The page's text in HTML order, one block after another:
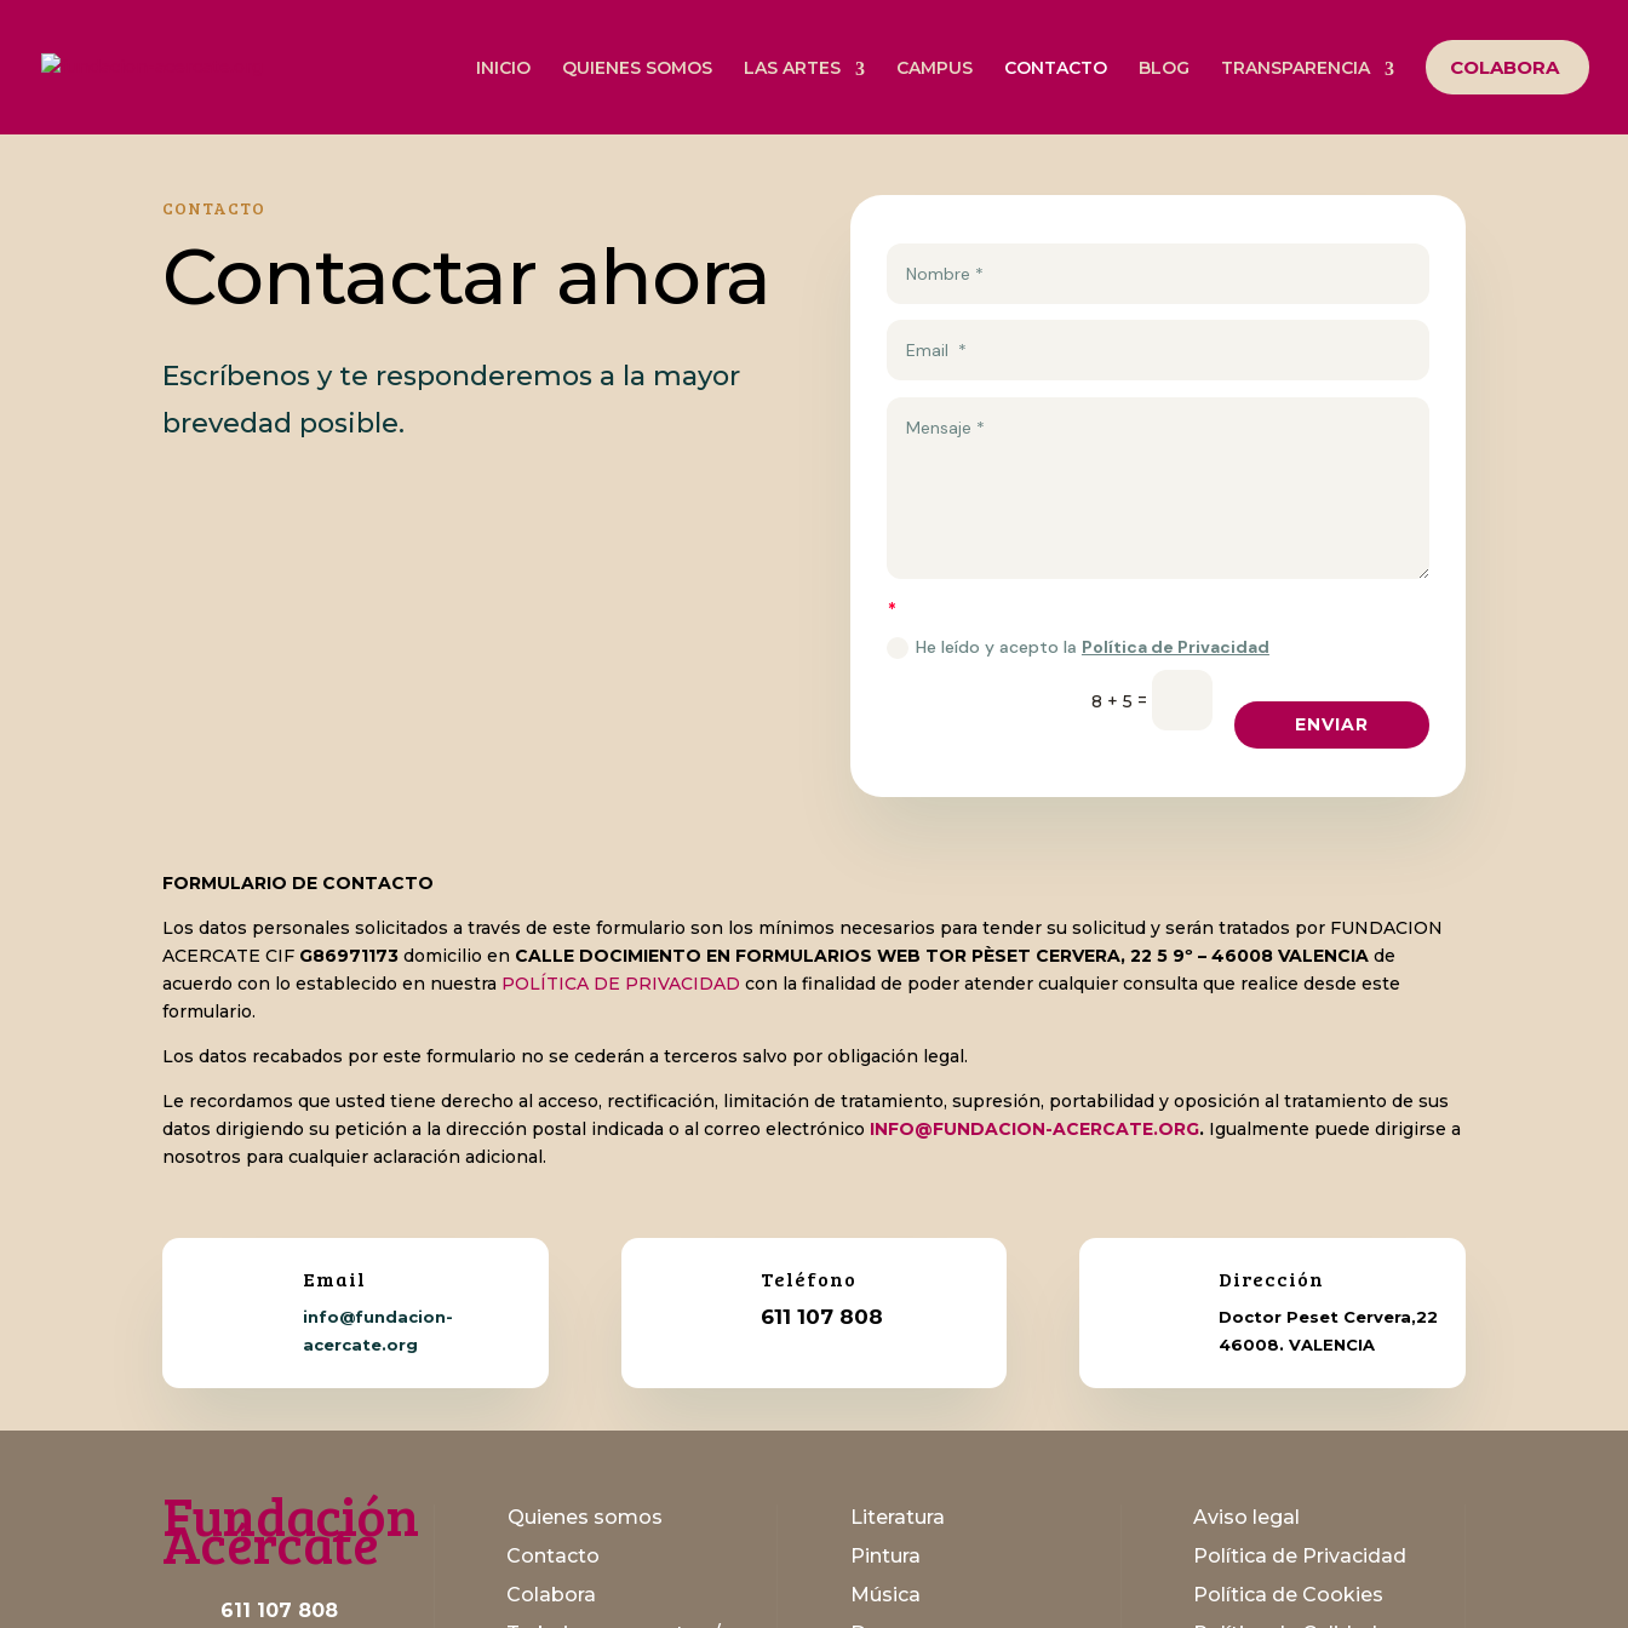
INICIO QUIENES SOMOS LAS ARTES CAMPUS CONTACTO BLOG TRANSPARENCIA COLABORA
CONTACTO
Contactar ahora
Escríbenos y te responderemos a la mayor
brevedad posible.
He leído y acepto la Política de Privacidad
8 + 5 =
ENVIAR
FORMULARIO DE CONTACTO
Los datos personales solicitados a través de este formulario son los mínimos necesarios para tender su solicitud y serán tratados por FUNDACION
ACERCATE CIF G86971173 domicilio en CALLE DOCIMIENTO EN FORMULARIOS WEB TOR PÈSET CERVERA, 22 5 9º – 46008 VALENCIA de
acuerdo con lo establecido en nuestra POLÍTICA DE PRIVACIDAD con la finalidad de poder atender cualquier consulta que realice desde este
formulario.
Los datos recabados por este formulario no se cederán a terceros salvo por obligación legal.
Le recordamos que usted tiene derecho al acceso, rectificación, limitación de tratamiento, supresión, portabilidad y oposición al tratamiento de sus
datos dirigiendo su petición a la dirección postal indicada o al correo electrónico INFO@FUNDACION-ACERCATE.ORG. Igualmente puede dirigirse a
nosotros para cualquier aclaración adicional.
Email
info@fundacion-
acercate.org
Teléfono
611 107 808
Dirección
Doctor Peset Cervera,22
46008. VALENCIA
Fundación
Acércate
611 107 808
Quienes somos
Contacto
Colabora
Literatura
Pintura
Música
Aviso legal
Política de Privacidad
Política de Cookies